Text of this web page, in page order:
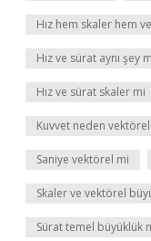
Hız hem skaler hem
Hız ve sürat aynı şey
Hız ve sürat skaler mi
Kuvvet neden vektörel
Saniye vektörel mi
Skaler ve vektörel
Sürat temel büyüklük